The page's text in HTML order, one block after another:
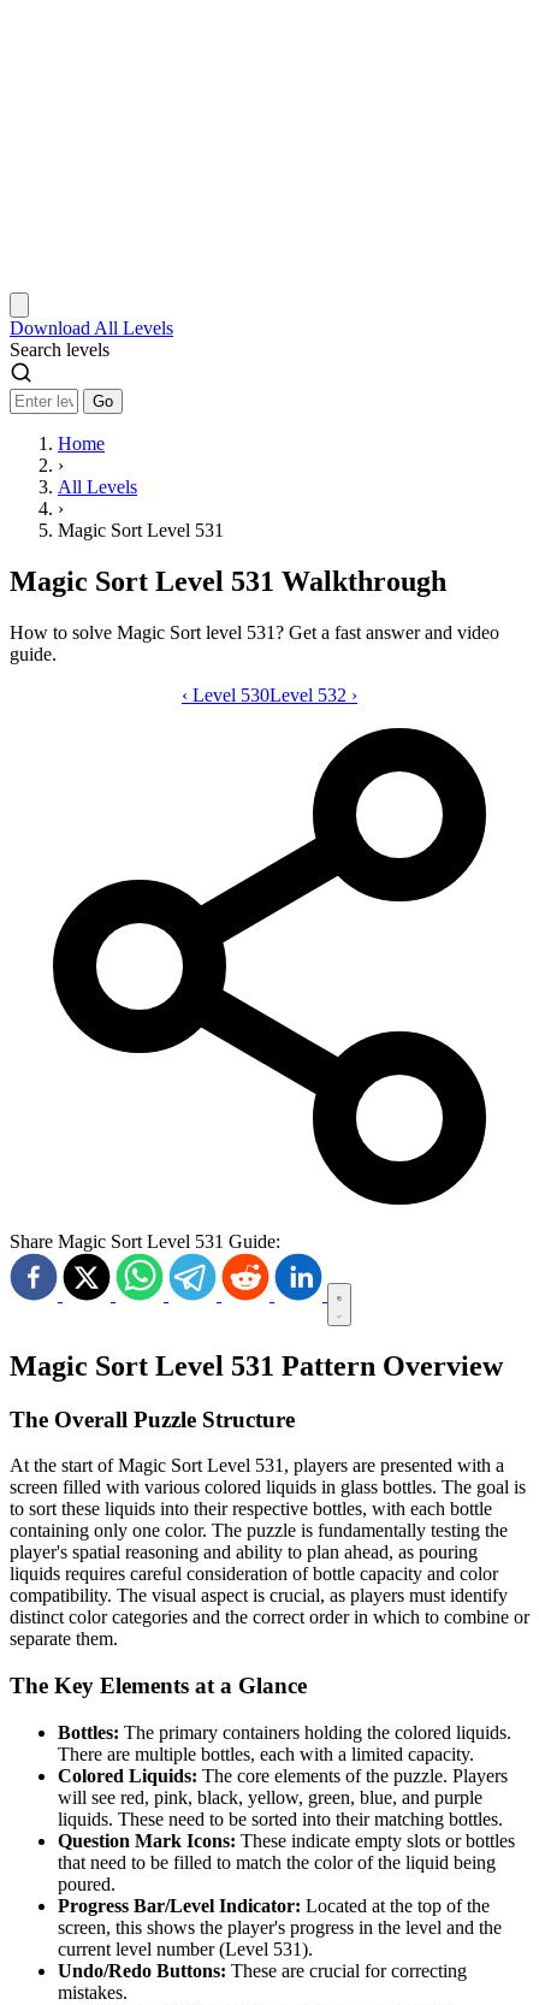
Download All Levels
Search levels
Go
Home
›
All Levels
›
Magic Sort Level 531
Magic Sort Level 531 Walkthrough
How to solve Magic Sort level 531? Get a fast answer and video
guide.
Magic Sort level 531 video guide
‹ Level 530Level 532 ›
Share Magic Sort Level 531 Guide:
Magic Sort Level 531 Pattern Overview
The Overall Puzzle Structure
At the start of Magic Sort Level 531, players are presented with a
screen filled with various colored liquids in glass bottles. The goal is
to sort these liquids into their respective bottles, with each bottle
containing only one color. The puzzle is fundamentally testing the
player's spatial reasoning and ability to plan ahead, as pouring
liquids requires careful consideration of bottle capacity and color
compatibility. The visual aspect is crucial, as players must identify
distinct color categories and the correct order in which to combine or
separate them.
The Key Elements at a Glance
Bottles: The primary containers holding the colored liquids.
There are multiple bottles, each with a limited capacity.
Colored Liquids: The core elements of the puzzle. Players
will see red, pink, black, yellow, green, blue, and purple
liquids. These need to be sorted into their matching bottles.
Question Mark Icons: These indicate empty slots or bottles
that need to be filled to match the color of the liquid being
poured.
Progress Bar/Level Indicator: Located at the top of the
screen, this shows the player's progress in the level and the
current level number (Level 531).
Undo/Redo Buttons: These are crucial for correcting
mistakes.